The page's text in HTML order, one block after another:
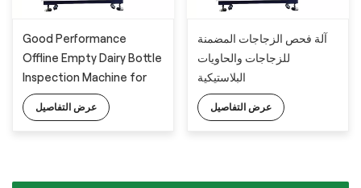
Good Performance
Offline Empty Dairy Bottle
Inspection Machine for
Appearance Defects
Detection
عرض التفاصيل
آلة فحص الزجاجات المضمنة
للزجاجات والحاويات
البلاستيكية
عرض التفاصيل